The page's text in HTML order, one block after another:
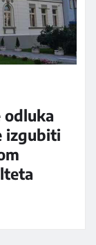
odluka
izgubiti